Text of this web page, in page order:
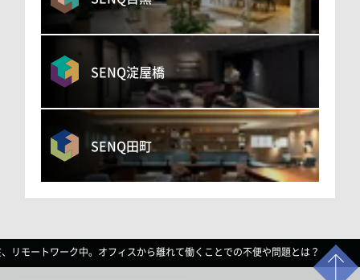
SENQ淀屋橋
SENQ田町
リモートワーク中。オフィスから離れて働くことでの不便や問題とは？